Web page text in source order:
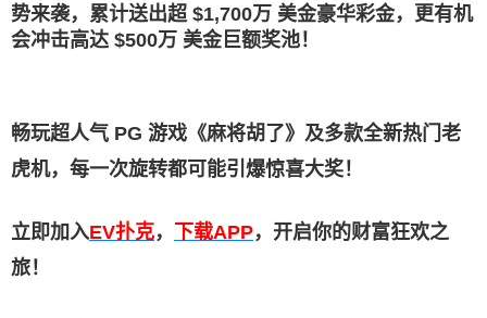
势来袭，累计送出超 $1,700万 美金豪华彩金，更有机
会冲击高达 $500万 美金巨额奖池！
畅玩超人气 PG 游戏《麻将胡了》及多款全新热门老
虎机，每一次旋转都可能引爆惊喜大奖！
立即加入EV扑克， 下载APP，开启你的财富狂欢之
旅！